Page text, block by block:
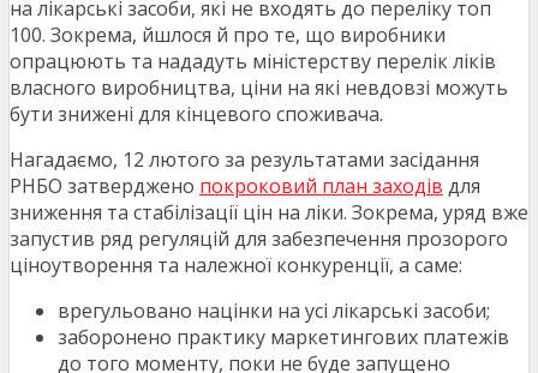
на лікарські засоби, які не входять до переліку топ
100. Зокрема, йшлося й про те, що виробники
опрацюють та нададуть міністерству перелік ліків
власного виробництва, ціни на які невдовзі можуть
бути знижені для кінцевого споживача.
Нагадаємо, 12 лютого за результатами засідання
РНБО затверджено покроковий план заходів для
зниження та стабілізації цін на ліки. Зокрема, уряд вже
запустив ряд регуляцій для забезпечення прозорого
ціноутворення та належної конкуренції, а саме:
врегульовано націнки на усі лікарські засоби;
заборонено практику маркетингових платежів
до того моменту, поки не буде запущено